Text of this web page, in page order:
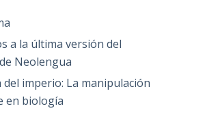
a la última versión del
Neolengua
del imperio: La manipulación
en biología